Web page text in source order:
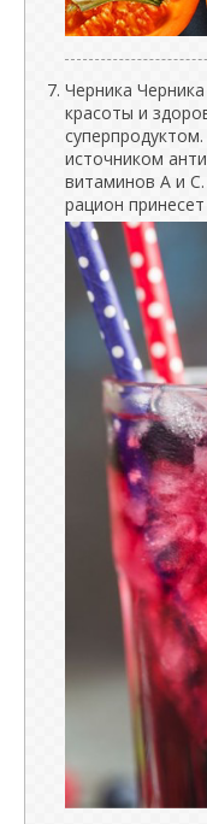
Черника
красоты и
источником
витаминов А и
рацион